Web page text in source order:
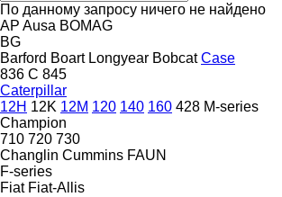
По данному запросу ничего не найдено
AP Ausa BOMAG
BG
Barford Boart Longyear Bobcat Case
836 C 845
Caterpillar
12H 12K 12M 120 140 160 428 M-series
Champion
710 720 730
Changlin Cummins FAUN
F-series
Fiat Fiat-Allis